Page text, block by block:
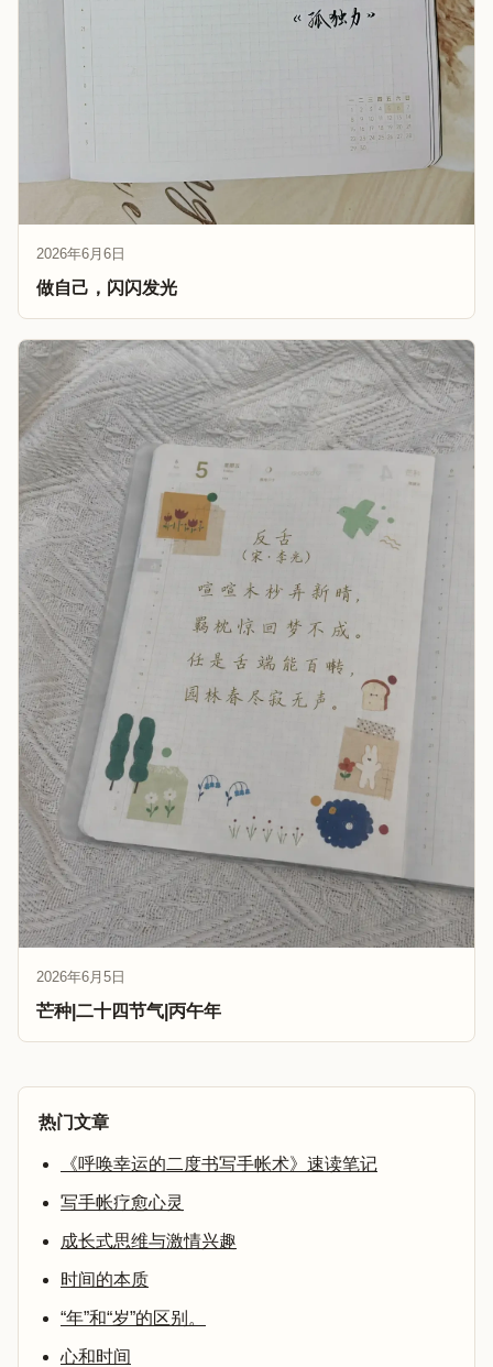
2026年6月6日
做自己，闪闪发光
2026年6月5日
芒种|二十四节气|丙午年
热门文章
《呼唤幸运的二度书写手帐术》速读笔记
写手帐疗愈心灵
成长式思维与激情兴趣
时间的本质
“年”和“岁”的区别。
心和时间